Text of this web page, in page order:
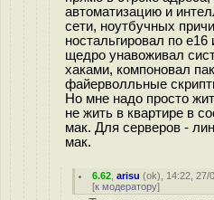
автоматизацию и
сети, ноутбучных
ностальгировал по
щедро унавоживал
хаками, компоновал
файерволльные
Но мне надо просто
не жить в квартире в
мак. Для серверов -
мак.
6.62 ,arisu (ok), 14:22, 27/
[к модератору]